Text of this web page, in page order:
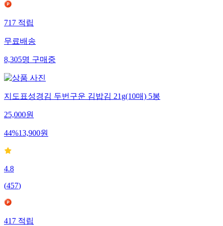
717 적립
무료배송
8,305명 구매중
지도표성경김 두번구운 김밥김 21g(10매) 5봉
25,000원
44%13,900원
4.8
(457)
417 적립